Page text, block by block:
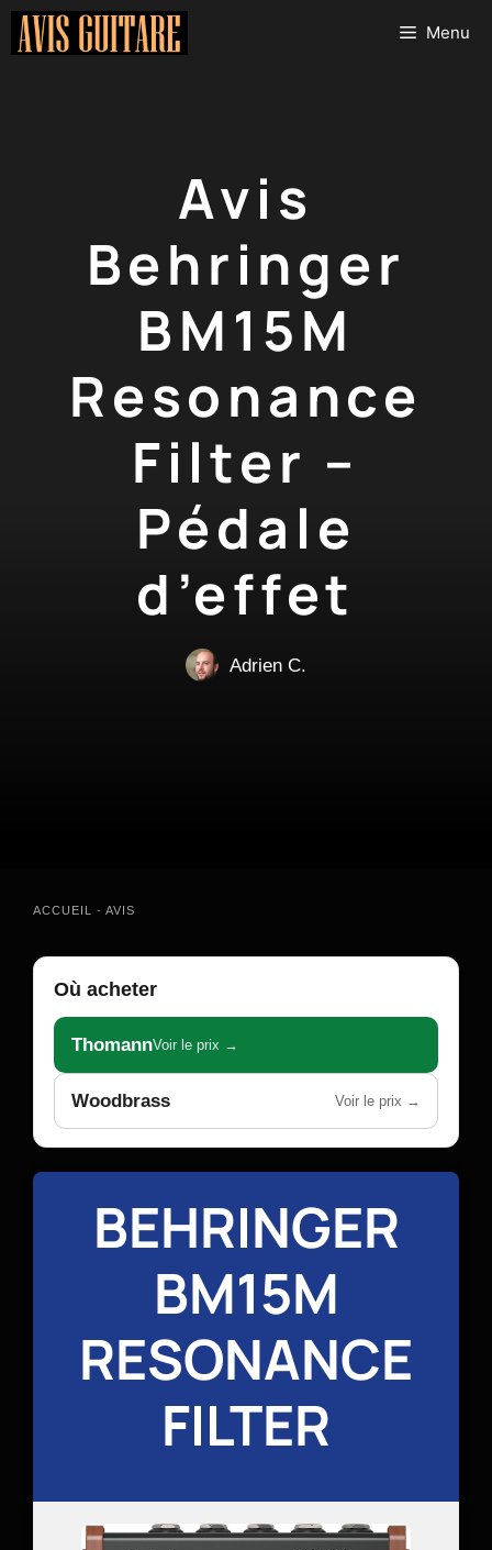
Aller
Menu
Avis
Behringer
BM15M
Resonance
Filter –
Pédale
d’effet
Adrien C.
ACCUEIL - AVIS
Où acheter
ThomannVoir le prix →
Woodbrass Voir le prix →
BEHRINGER
BM15M
RESONANCE
FILTER